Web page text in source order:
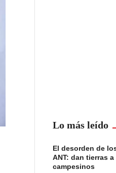
Lo más leído
El desorden de
ANT: dan tierras
campesinos